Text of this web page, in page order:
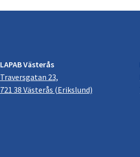
LAPAB Västerås
Traversgatan 23,
721 38 Västerås (Erikslund)